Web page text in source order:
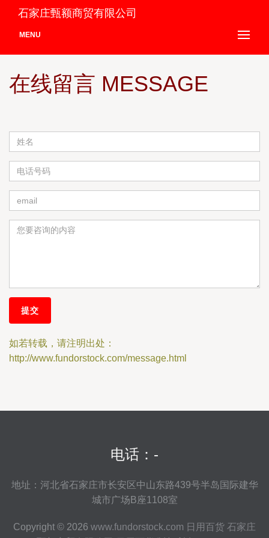
石家庄甄额商贸有限公司
MENU
在线留言 MESSAGE
如若转载，请注明出处：
http://www.fundorstock.com/message.html
电话：-
地址：河北省石家庄市长安区中山东路439号半岛国际建华
城市广场B座1108室
Copyright © 2026 www.fundorstock.com 日用百货 石家庄